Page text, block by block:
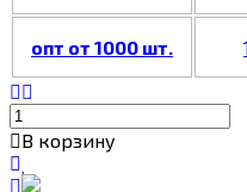
опт от 1000 шт.
В корзину